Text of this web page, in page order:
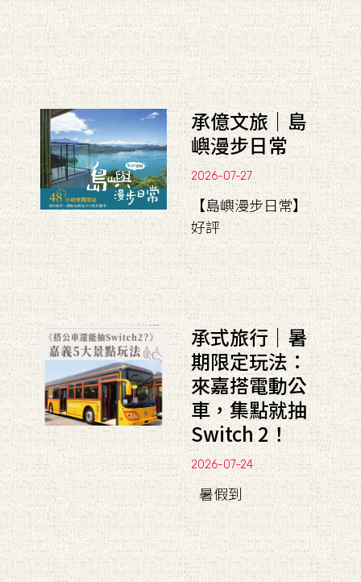
承億文旅｜島
嶼漫步日常
2026-07-27
【島嶼漫步日常】
好評
承式旅行｜暑
期限定玩法：
來嘉搭電動公
車，集點就抽
Switch 2！
2026-07-24
暑假到